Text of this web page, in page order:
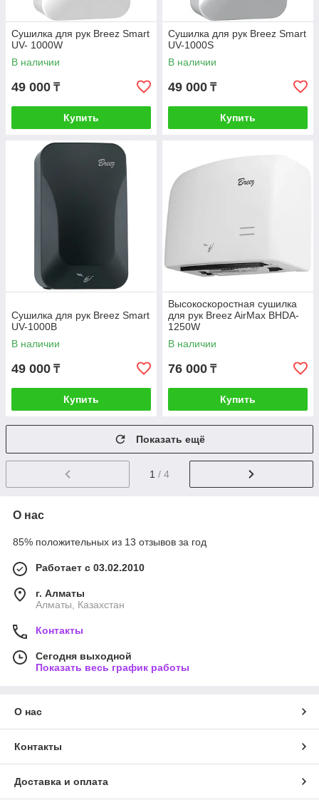
Сушилка для рук Breez Smart
UV- 1000W
В наличии
49 000 ₸
Купить
Сушилка для рук Breez Smart
UV-1000S
В наличии
49 000 ₸
Купить
Сушилка для рук Breez Smart
UV-1000B
В наличии
49 000 ₸
Купить
Высокоскоростная сушилка
для рук Breez AirMax BHDA-
1250W
В наличии
76 000 ₸
Купить
Показать ещё
1 / 4
О нас
85% положительных из 13 отзывов за год
Работает с 03.02.2010
г. Алматы
Алматы, Казахстан
Контакты
Сегодня выходной
Показать весь график работы
О нас
Контакты
Доставка и оплата